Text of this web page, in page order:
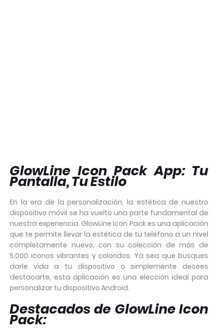
GlowLine Icon Pack App: Tu
Pantalla, Tu Estilo
En la era de la personalización, la estética de nuestro
dispositivo móvil se ha vuelto una parte fundamental de
nuestra experiencia. GlowLine Icon Pack es una aplicación
que te permite llevar la estética de tu teléfono a un nivel
completamente nuevo, con su colección de más de
5,000 iconos vibrantes y coloridos. Ya sea que busques
darle vida a tu dispositivo o simplemente desees
destacarte, esta aplicación es una elección ideal para
personalizar tu dispositivo Android.
Destacados de GlowLine Icon
Pack: